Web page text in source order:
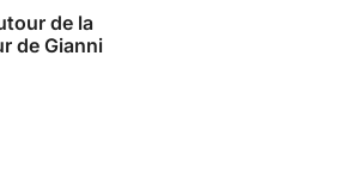
de la
de Gianni